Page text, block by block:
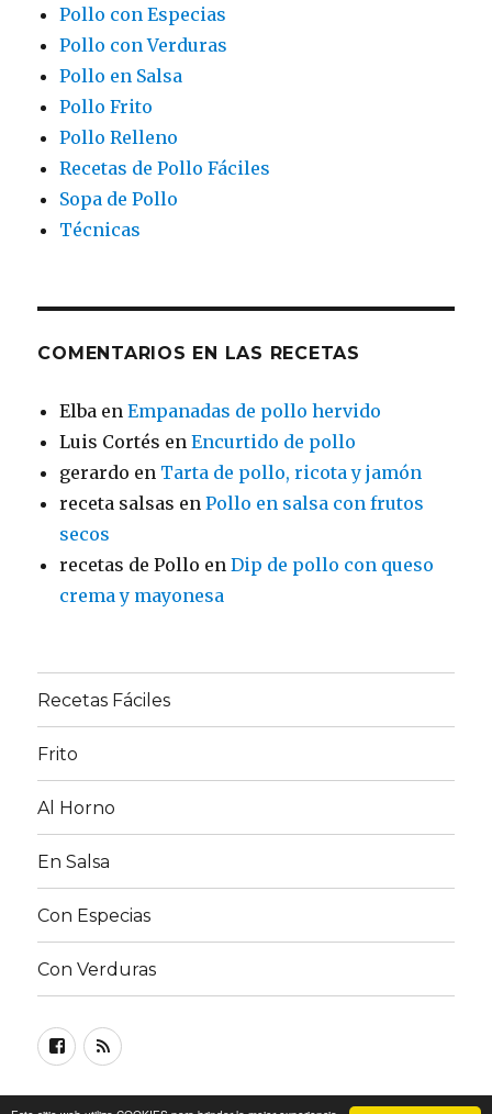
Pollo con Especias
Pollo con Verduras
Pollo en Salsa
Pollo Frito
Pollo Relleno
Recetas de Pollo Fáciles
Sopa de Pollo
Técnicas
COMENTARIOS EN LAS RECETAS
Elba enEmpanadas de pollo hervido
Luis Cortés enEncurtido de pollo
gerardo en Tarta de pollo, ricota y jamón
receta salsas enPollo en salsa con frutos
secos
recetas de Pollo enDip de pollo con queso
crema y mayonesa
Recetas Fáciles
Frito
Al Horno
En Salsa
Con Especias
Con Verduras
Facebook
RSS
© Recetas de Pollo | Lea nuestra Política de privacidad